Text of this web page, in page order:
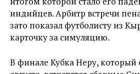
индийцев. Арбитр встречи
зато показал футболисту из
карточку за симуляцию.
В финале Кубка Неру, который